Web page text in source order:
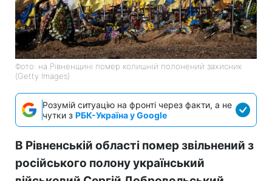
Фото: на Рівненщині помер колишній полонений захисник
(Getty Images)
Розумій ситуацію на фронті через факти, а не
чутки з РБК-Україна у Google
В Рівненській області помер звільнений з
російського полону український